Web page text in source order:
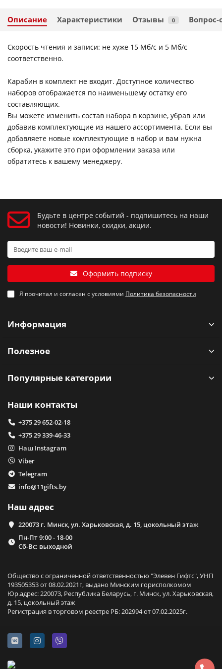
Описание Характеристики Отзывы 0 Вопрос-
Скорость чтения и записи: не хуже 15 Мб/c и 5 Мб/с
соответственно.
Карабин в комплект не входит. Доступное количество
наборов отображается по наименьшему остатку его
составляющих.
Вы можете изменить состав набора в корзине, убрав или
добавив комплектующие из нашего ассортимента. Если вы
добавляете новые комплектующие в набор и вам нужна
сборка, укажите это при оформлении заказа или
обратитесь к вашему менеджеру.
Будьте в центре событий - подпишитесь на наши
новости! Новинки, скидки, акции.
Оформить подписку
Я прочитал и согласен с условиями Политика безопасности
Информация
Полезное
Популярные категории
Наши контакты
+375 29 652-02-18
+375 29 339-46-33
Наш Instagram
Viber
Telegram
info@11gifts.by
Наш адрес
220073 г. Минск, ул. Харьковская, д. 15, цокольный этаж
Пн-Пт 9:00 - 18-00
Сб-Вс: выходной
Общество с ограниченной ответственностью "Элевен Гифтс", УНП
193505353 от 08.02.2021г, выдано Минским горисполкомом
Юр.адрес: 220073, Республика Беларусь, г. Минск, ул. Харьковская,
д. 15, цокольный этаж
Регистрация в торговом реестре РБ: 202994 от 07.02.2025г.